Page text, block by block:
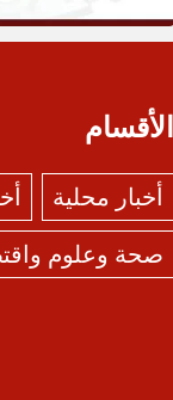
الأقسام
أخبار محلية
صحة وعلوم